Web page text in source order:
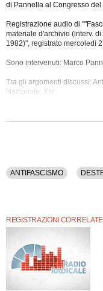
di Pannella al Congresso
Registrazione audio di
materiale d'archivio (interv.
1982)", registrato mercoledì
Sono intervenuti: Marco
Tra gli argomenti discussi:
Nazionale, Xiv.
ANTIFASCISMO
REGISTRAZIONI CORRELATE